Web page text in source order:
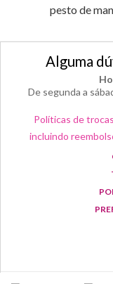
pesto de
Alguma
De segunda a
Políticas de
incluindo